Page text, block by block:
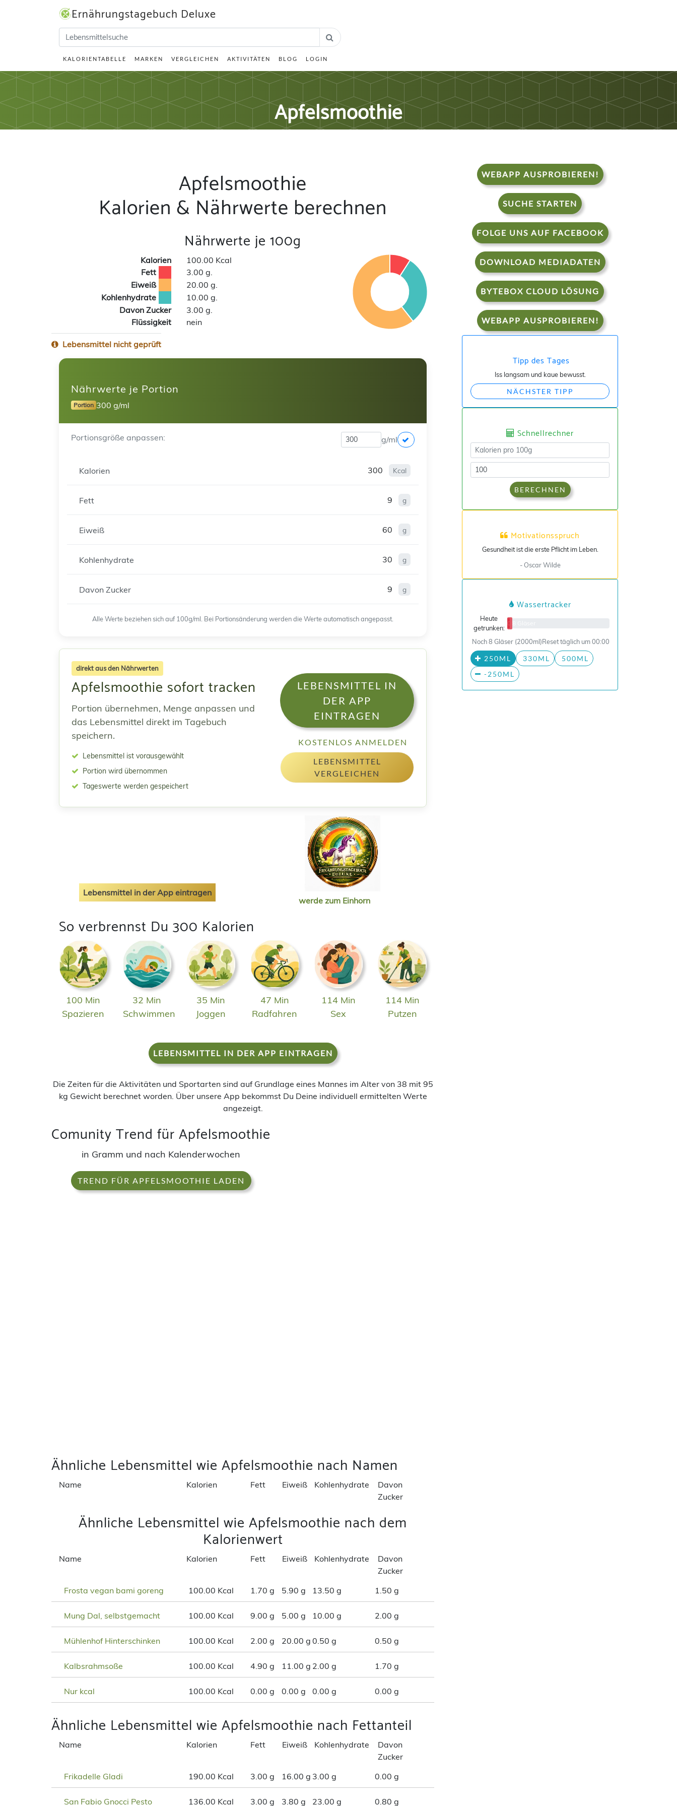
Ernährungstagebuch Deluxe
KALORIENTABELLE MARKEN VERGLEICHEN AKTIVITÄTEN BLOG LOGIN
Apfelsmoothie
Apfelsmoothie
Kalorien & Nährwerte berechnen
Nährwerte je 100g
Kalorien
100.00 Kcal
Fett
3.00 g.
Eiweiß
20.00 g.
Kohlenhydrate
10.00 g.
Davon Zucker
3.00 g.
Flüssigkeit
nein
Lebensmittel nicht geprüft
Nährwerte je Portion
Portion 300 g/ml
Portionsgröße anpassen: g/ml
Kalorien 300 Kcal
Fett 9 g
Eiweiß 60 g
Kohlenhydrate 30 g
Davon Zucker 9 g
Alle Werte beziehen sich auf 100g/ml. Bei Portionsänderung werden die Werte automatisch angepasst.
direkt aus den Nährwerten
Apfelsmoothie sofort tracken
Portion übernehmen, Menge anpassen und
das Lebensmittel direkt im Tagebuch
speichern.
Lebensmittel ist vorausgewählt
Portion wird übernommen
Tageswerte werden gespeichert
LEBENSMITTEL IN
DER APP
EINTRAGEN
KOSTENLOS ANMELDEN
LEBENSMITTEL
VERGLEICHEN
Lebensmittel in der App eintragen
werde zum Einhorn
So verbrennst Du 300 Kalorien
100 Min
Spazieren
32 Min
Schwimmen
35 Min
Joggen
47 Min
Radfahren
114 Min
Sex
114 Min
Putzen
LEBENSMITTEL IN DER APP EINTRAGEN
Die Zeiten für die Aktivitäten und Sportarten sind auf Grundlage eines Mannes im Alter von 38 mit 95
kg Gewicht berechnet worden. Über unsere App bekommst Du Deine individuell ermittelten Werte
angezeigt.
Comunity Trend für Apfelsmoothie
in Gramm und nach Kalenderwochen
TREND FÜR APFELSMOOTHIE LADEN
Ähnliche Lebensmittel wie Apfelsmoothie nach Namen
Name Kalorien Fett Eiweiß Kohlenhydrate
Davon
Zucker
Ähnliche Lebensmittel wie Apfelsmoothie nach dem
Kalorienwert
Name Kalorien Fett Eiweiß Kohlenhydrate
Davon
Zucker
Frosta vegan bami goreng
100.00 Kcal 1.70 g 5.90 g 13.50 g 1.50 g
Mung Dal, selbstgemacht 100.00 Kcal 9.00 g 5.00 g 10.00 g 2.00 g
Mühlenhof Hinterschinken 100.00 Kcal 2.00 g 20.00 g 0.50 g 0.50 g
Kalbsrahmsoße 100.00 Kcal 4.90 g 11.00 g 2.00 g 1.70 g
Nur kcal 100.00 Kcal 0.00 g 0.00 g 0.00 g 0.00 g
Ähnliche Lebensmittel wie Apfelsmoothie nach Fettanteil
Name Kalorien Fett Eiweiß Kohlenhydrate
Davon
Zucker
Frikadelle Gladi
190.00 Kcal 3.00 g 16.00 g 3.00 g 0.00 g
San Fabio Gnocci Pesto 136.00 Kcal 3.00 g 3.80 g 23.00 g 0.80 g
WEBAPP AUSPROBIEREN!
SUCHE STARTEN
FOLGE UNS AUF FACEBOOK
DOWNLOAD MEDIADATEN
BYTEBOX CLOUD LÖSUNG
WEBAPP AUSPROBIEREN!
Tipp des Tages
Iss langsam und kaue bewusst.
NÄCHSTER TIPP
Schnellrechner
BERECHNEN
Motivationsspruch
Gesundheit ist die erste Pflicht im Leben.
- Oscar Wilde
Wassertracker
Heute
getrunken:
0/8 Gläser
Noch 8 Gläser (2000ml)Reset täglich um 00:00
250ML 330ML
500ML
-250ML